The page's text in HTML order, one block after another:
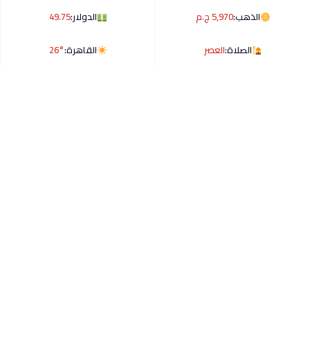
الذهب:5,970 ج.م الدولار:49.75
الصلاة:العصر القاهرة:26°